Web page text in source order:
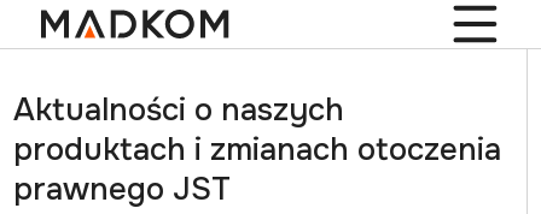
Aktualności o naszych
produktach i zmianach otoczenia
prawnego JST